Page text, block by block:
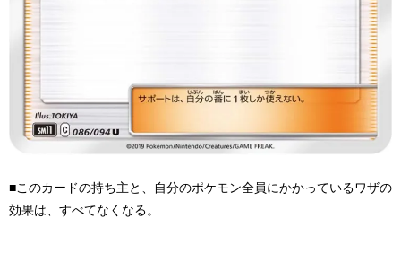
■このカードの持ち主と、自分のポケモン全員にかかっているワザの
効果は、すべてなくなる。